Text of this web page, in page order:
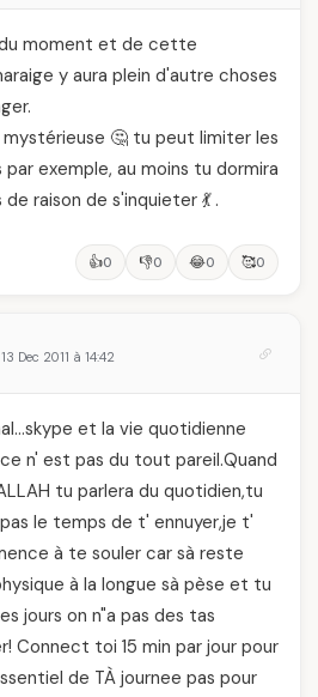
moment et de cette
y aura plein d'autre choses
mystérieuse 🤔 tu peut limiter les
exemple, au moins tu dormira
raison de s'inquieter 💃 .
👍0 👎0 😂0 🥰0
Dec 2011 à 14:42
et la vie quotidienne
n' est pas du tout pareil.Quand
tu parlera du quotidien,tu
le temps de t' ennuyer,je t'
à te souler car sà reste
à la longue sà pèse et tu
jours on n"a pas des tas
Connect toi 15 min par jour pour
de TÀ journee pas pour